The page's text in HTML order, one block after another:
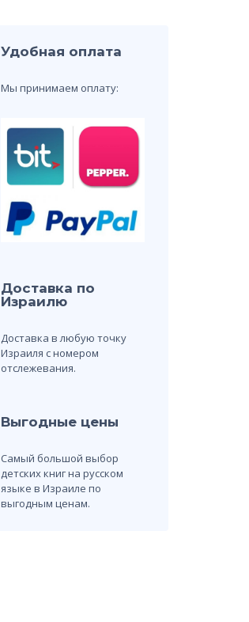
Удобная оплата
Мы принимаем оплату:
Доставка по
Израилю
Доставка в любую точку
Израиля с номером
отслежевания.
Выгодные цены
Самый большой выбор
детских книг на русском
языке в Израиле по
выгодным ценам.